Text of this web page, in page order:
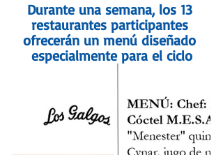
Durante una semana, los 13
restaurantes participantes
ofrecerán un menú diseñado
especialmente para el ciclo